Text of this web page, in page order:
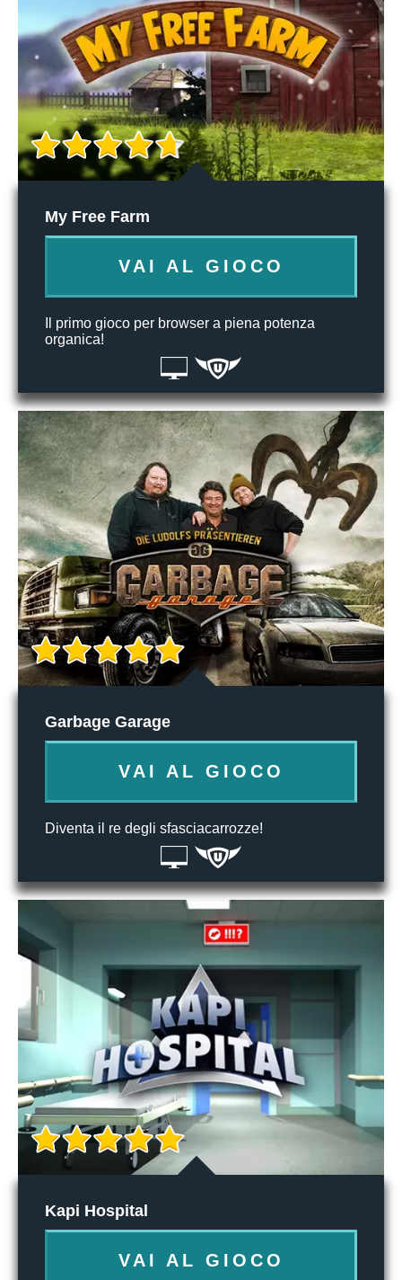
My Free Farm
VAI AL GIOCO
Il primo gioco per browser a piena potenza
organica!
Garbage Garage
VAI AL GIOCO
Diventa il re degli sfasciacarrozze!
Kapi Hospital
VAI AL GIOCO